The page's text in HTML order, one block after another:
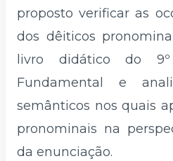
proposto verificar as
dos dêiticos
livro didático do
Fundamental e
semânticos nos quais
pronominais na
da enunciação.